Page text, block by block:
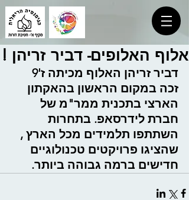
אלוף האלופים- דביר זריהן !
זכה במקום הראשון בהאקתון
הארצי בתכנית ממר"מ של
חברת לידרסאפ. בתחרות
השתתפו תלמידים מכל הארץ ,
שהציגו פרויקטים טכנולוגיים
חדישים ברמה גבוהה ביותר.